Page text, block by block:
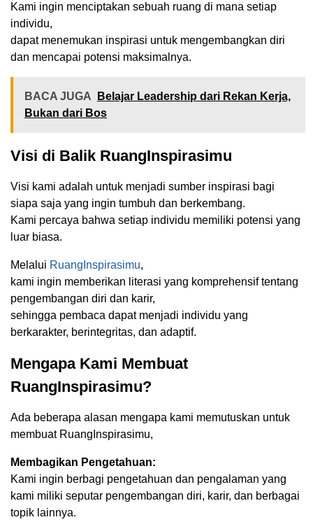
Kami ingin menciptakan sebuah ruang di mana setiap
individu,
dapat menemukan inspirasi untuk mengembangkan diri
dan mencapai potensi maksimalnya.
BACA JUGA
Belajar Leadership dari Rekan Kerja,
Bukan dari Bos
Visi di Balik RuangInspirasimu
Visi kami adalah untuk menjadi sumber inspirasi bagi
siapa saja yang ingin tumbuh dan berkembang.
Kami percaya bahwa setiap individu memiliki potensi yang
luar biasa.
Melalui RuangInspirasimu,
kami ingin memberikan literasi yang komprehensif tentang
pengembangan diri dan karir,
sehingga pembaca dapat menjadi individu yang
berkarakter, berintegritas, dan adaptif.
Mengapa Kami Membuat
RuangInspirasimu?
Ada beberapa alasan mengapa kami memutuskan untuk
membuat RuangInspirasimu,
Membagikan Pengetahuan:
Kami ingin berbagi pengetahuan dan pengalaman yang
kami miliki seputar pengembangan diri, karir, dan berbagai
topik lainnya.